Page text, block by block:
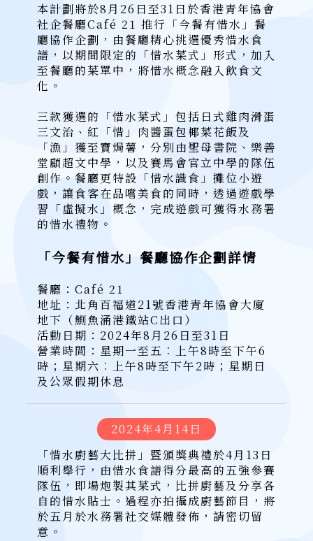
本計劃將於8月26日至31日於香港青年協會
社企餐廳Café 21 推行「今餐有惜水」餐
廳協作企劃，由餐廳精心挑選優秀惜水食
譜，以期間限定的「惜水菜式」形式，加入
至餐廳的菜單中，將惜水概念融入飲食文
化。
三款獲選的「惜水菜式」包括日式雞肉滑蛋
三文治、紅「惜」肉醬蛋包椰菜花飯及
「漁」獲至寶焗薯，分別由聖母書院、樂善
堂顧超文中學，以及賽馬會官立中學的隊伍
創作。餐廳更特設「惜水識食」攤位小遊
戲，讓食客在品嚐美食的同時，透過遊戲學
習「虛擬水」概念，完成遊戲可獲得水務署
的惜水禮物。
「今餐有惜水」餐廳協作企劃詳情
餐廳：Café 21
地址：北角百福道21號香港青年協會大廈
地下（鰂魚涌港鐵站C出口）
活動日期：2024年8月26日至31日
營業時間：星期一至五︰上午8時至下午6
時；星期六︰上午8時至下午2時；星期日
及公眾假期休息
2024年4月14日
「惜水廚藝大比拼」暨頒獎典禮於4月13日
順利舉行，由惜水食譜得分最高的五強參賽
隊伍，即場炮製其菜式，比拼廚藝及分享各
自的惜水貼士。過程亦拍攝成廚藝節目，將
於五月於水務署社交媒體發佈，請密切留
意。